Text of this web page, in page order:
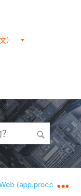
）